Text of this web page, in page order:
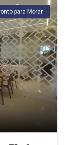
para Morar